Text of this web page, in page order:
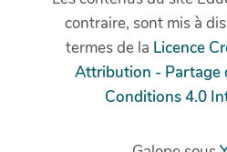
contraire, sont mis à
termes de la Licence
Attribution - Partage
Conditions 4.0